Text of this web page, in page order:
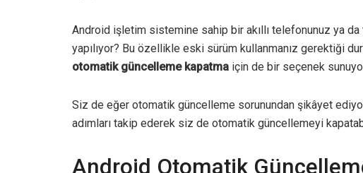
Android işletim sistemine sahip bir akıllı telefonunuz ya
yapılıyor? Bu özellikle eski sürüm kullanmanız gerektiği
otomatik güncelleme kapatma için de bir seçenek
Siz de eğer otomatik güncelleme sorunundan şikâyet
adımları takip ederek siz de otomatik güncellemeyi
Android Otomatik